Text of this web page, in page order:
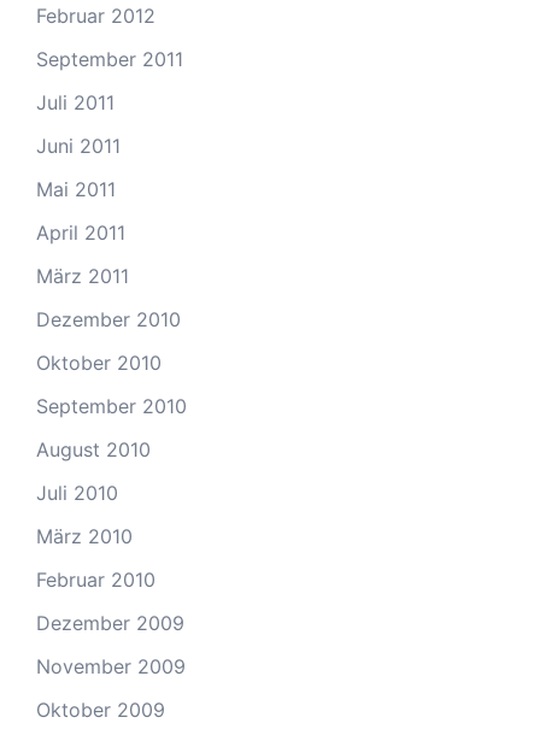
Februar 2012
September 2011
Juli 2011
Juni 2011
Mai 2011
April 2011
März 2011
Dezember 2010
Oktober 2010
September 2010
August 2010
Juli 2010
März 2010
Februar 2010
Dezember 2009
November 2009
Oktober 2009